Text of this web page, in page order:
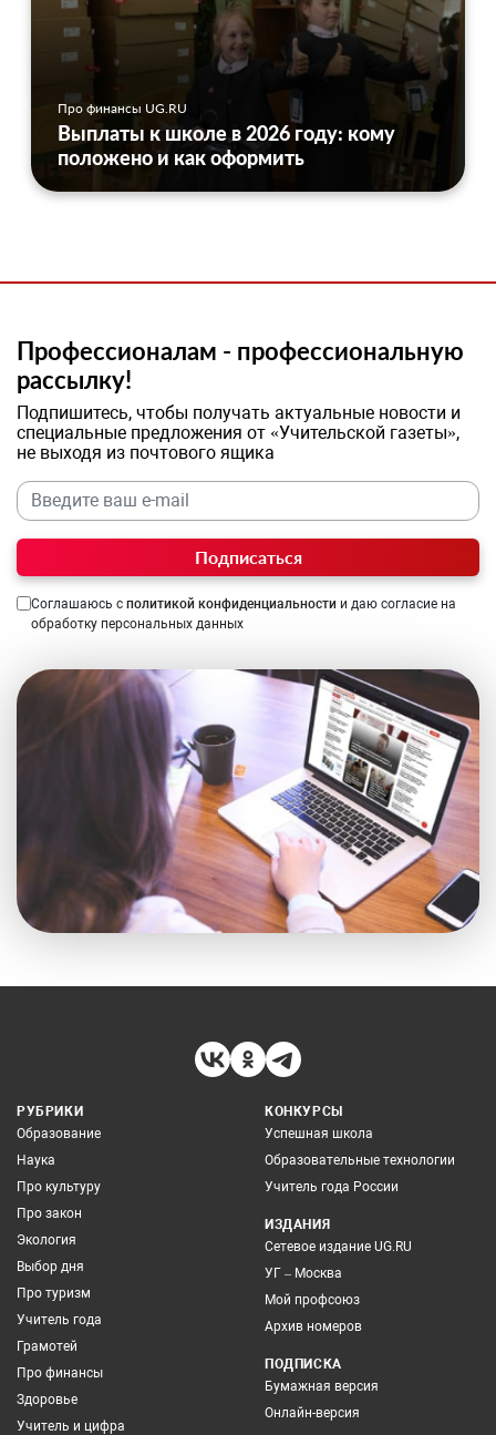
Про финансы UG.RU
Выплаты к школе в 2026 году: кому
положено и как оформить
Профессионалам - профессиональную
рассылку!
Подпишитесь, чтобы получать актуальные новости и
специальные предложения от «Учительской газеты»,
не выходя из почтового ящика
Подписаться
Соглашаюсь с политикой конфиденциальности и даю согласие на
обработку персональных данных
РУБРИКИ
Образование
Наука
Про культуру
Про закон
Экология
Выбор дня
Про туризм
Учитель года
Грамотей
Про финансы
Здоровье
Учитель и цифра
КОНКУРСЫ
Успешная школа
Образовательные технологии
Учитель года России
ИЗДАНИЯ
Сетевое издание UG.RU
УГ – Москва
Мой профсоюз
Архив номеров
ПОДПИСКА
Бумажная версия
Онлайн-версия